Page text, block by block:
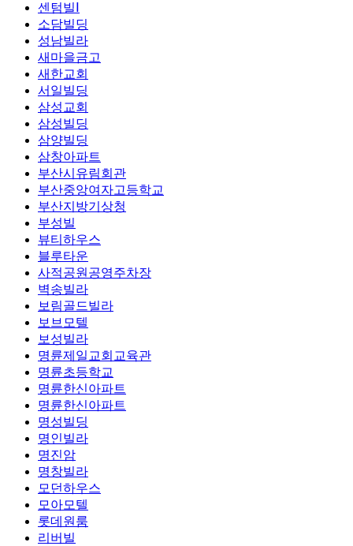
센텀빌Ⅰ
소담빌딩
성남빌라
새마을금고
새한교회
서일빌딩
삼성교회
삼성빌딩
삼양빌딩
삼창아파트
부산시유림회관
부산중앙여자고등학교
부산지방기상청
부성빌
뷰티하우스
블루타운
사적공원공영주차장
벽송빌라
보림골드빌라
보브모텔
보성빌라
명륜제일교회교육관
명륜초등학교
명륜한신아파트
명륜한신아파트
명성빌딩
명인빌라
명진암
명창빌라
모던하우스
모아모텔
롯데원룸
리버빌